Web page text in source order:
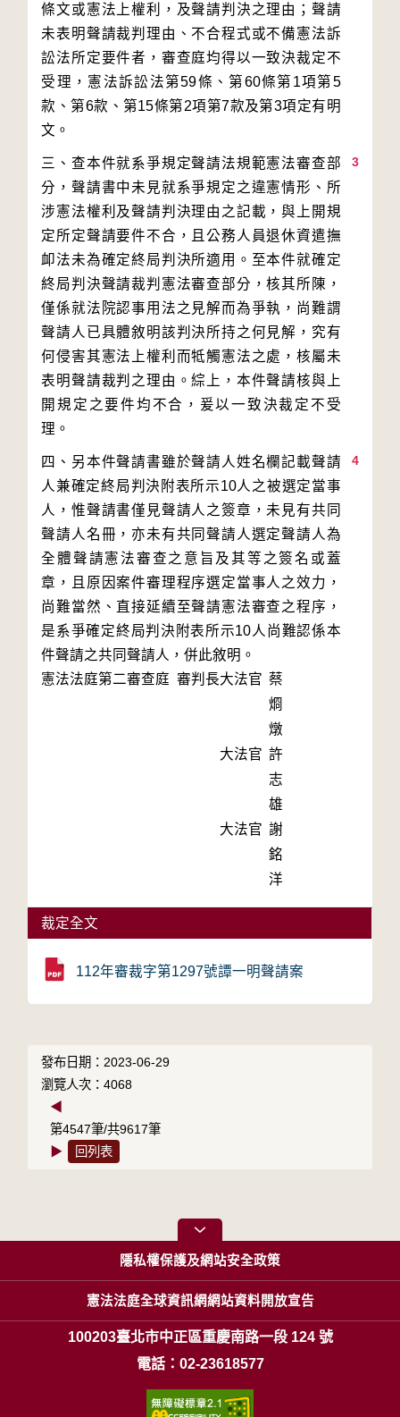
條文或憲法上權利，及聲請判決之理由；聲請
未表明聲請裁判理由、不合程式或不備憲法訴
訟法所定要件者，審查庭均得以一致決裁定不
受理，憲法訴訟法第59條、第60條第1項第5
款、第6款、第15條第2項第7款及第3項定有明
3
三、查本件就系爭規定聲請法規範憲法審查部
分，聲請書中未見就系爭規定之違憲情形、所
涉憲法權利及聲請判決理由之記載，與上開規
定所定聲請要件不合，且公務人員退休資遣撫
卹法未為確定終局判決所適用。至本件就確定
終局判決聲請裁判憲法審查部分，核其所陳，
僅係就法院認事用法之見解而為爭執，尚難謂
聲請人已具體敘明該判決所持之何見解，究有
何侵害其憲法上權利而牴觸憲法之處，核屬未
表明聲請裁判之理由。綜上，本件聲請核與上
開規定之要件均不合，爰以一致決裁定不受
4
四、另本件聲請書雖於聲請人姓名欄記載聲請
人兼確定終局判決附表所示10人之被選定當事
人，惟聲請書僅見聲請人之簽章，未見有共同
聲請人名冊，亦未有共同聲請人選定聲請人為
全體聲請憲法審查之意旨及其等之簽名或蓋
章，且原因案件審理程序選定當事人之效力，
尚難當然、直接延續至聲請憲法審查之程序，
是系爭確定終局判決附表所示10人尚難認係本
件聲請之共同聲請人，併此敘明。
憲法法庭第二審查庭 審判長大法官 蔡
烱
燉
大法官 許
志
雄
大法官 謝
銘
洋
裁定全文
112年審裁字第1297號譚一明聲請案
發布日期：2023-06-29
瀏覽人次：4068
◀
第4547筆/共9617筆
▶
回列表
隱私權保護及網站安全政策
憲法法庭全球資訊網網站資料開放宣告
100203臺北市中正區重慶南路一段 124 號
電話：02-23618577